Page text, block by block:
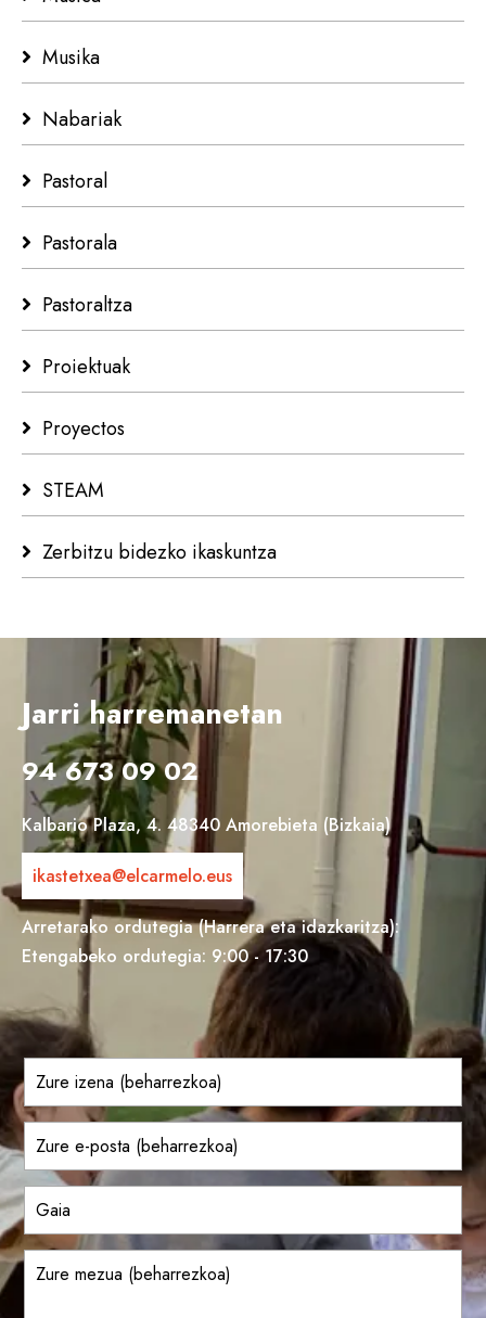
Musika
Nabariak
Pastoral
Pastorala
Pastoraltza
Proiektuak
Proyectos
STEAM
Zerbitzu bidezko ikaskuntza
Jarri harremanetan
94 673 09 02
Kalbario Plaza, 4. 48340 Amorebieta (Bizkaia)
ikastetxea@elcarmelo.eus
Arretarako ordutegia (Harrera eta idazkaritza):
Etengabeko ordutegia: 9:00 - 17:30